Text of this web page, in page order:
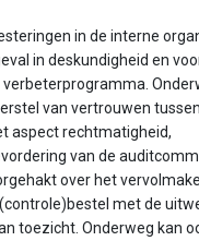
in de interne
in deskundigheid en
van vertrouwen
aspect rechtmatigheid,
van de
over het
met de
toezicht. Onderweg kan